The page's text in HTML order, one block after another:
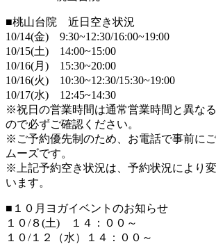
■桃山台院 近日空き状況
10/14(金) 9:30~12:30/16:00~19:00
10/15(土) 14:00~15:00
10/16(月) 15:30~20:00
10/16(火) 10:30~12:30/15:30~19:00
10/17(水) 12:45~14:30
※祝日の営業時間は通常営業時間と異な
ので必ずご確認ください。
※ご予約優先制のため、お電話で事前に
ムーズです。
※上記予約空き状況は、予約状況により
います。
■１０月ヨガイベントのお知らせ
１０/８(土) １４：００～
１０/１２（水）１４：００～